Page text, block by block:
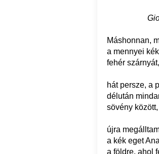
Máshonnan,
a mennyei
fehér
hát persze, a
délután
sövény
újra
a kék eget
a földre, ahol